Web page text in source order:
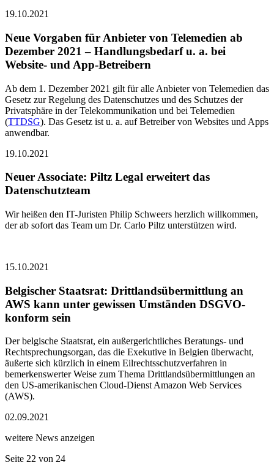
19.10.2021
Neue Vorgaben für Anbieter von Telemedien ab
Dezember 2021 – Handlungsbedarf u. a. bei
Website- und App-Betreibern
Ab dem 1. Dezember 2021 gilt für alle Anbieter von Telemedien das
Gesetz zur Regelung des Datenschutzes und des Schutzes der
Privatsphäre in der Telekommunikation und bei Telemedien
(TTDSG). Das Gesetz ist u. a. auf Betreiber von Websites und Apps
anwendbar.
19.10.2021
Neuer Associate: Piltz Legal erweitert das
Datenschutzteam
Wir heißen den IT-Juristen Philip Schweers herzlich willkommen,
der ab sofort das Team um Dr. Carlo Piltz unterstützen wird.
15.10.2021
Belgischer Staatsrat: Drittlandsübermittlung an
AWS kann unter gewissen Umständen DSGVO-
konform sein
Der belgische Staatsrat, ein außergerichtliches Beratungs- und
Rechtsprechungsorgan, das die Exekutive in Belgien überwacht,
äußerte sich kürzlich in einem Eilrechtsschutzverfahren in
bemerkenswerter Weise zum Thema Drittlandsübermittlungen an
den US-amerikanischen Cloud-Dienst Amazon Web Services
(AWS).
02.09.2021
weitere News anzeigen
Seite 22 von 24